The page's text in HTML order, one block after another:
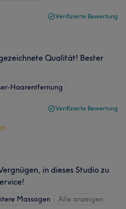
Verifizierte Bewertung
Qualität! Bester
Haarentfernung
Verifizierte Bewertung
in dieses Studio zu
Massagen Alle anzeigen